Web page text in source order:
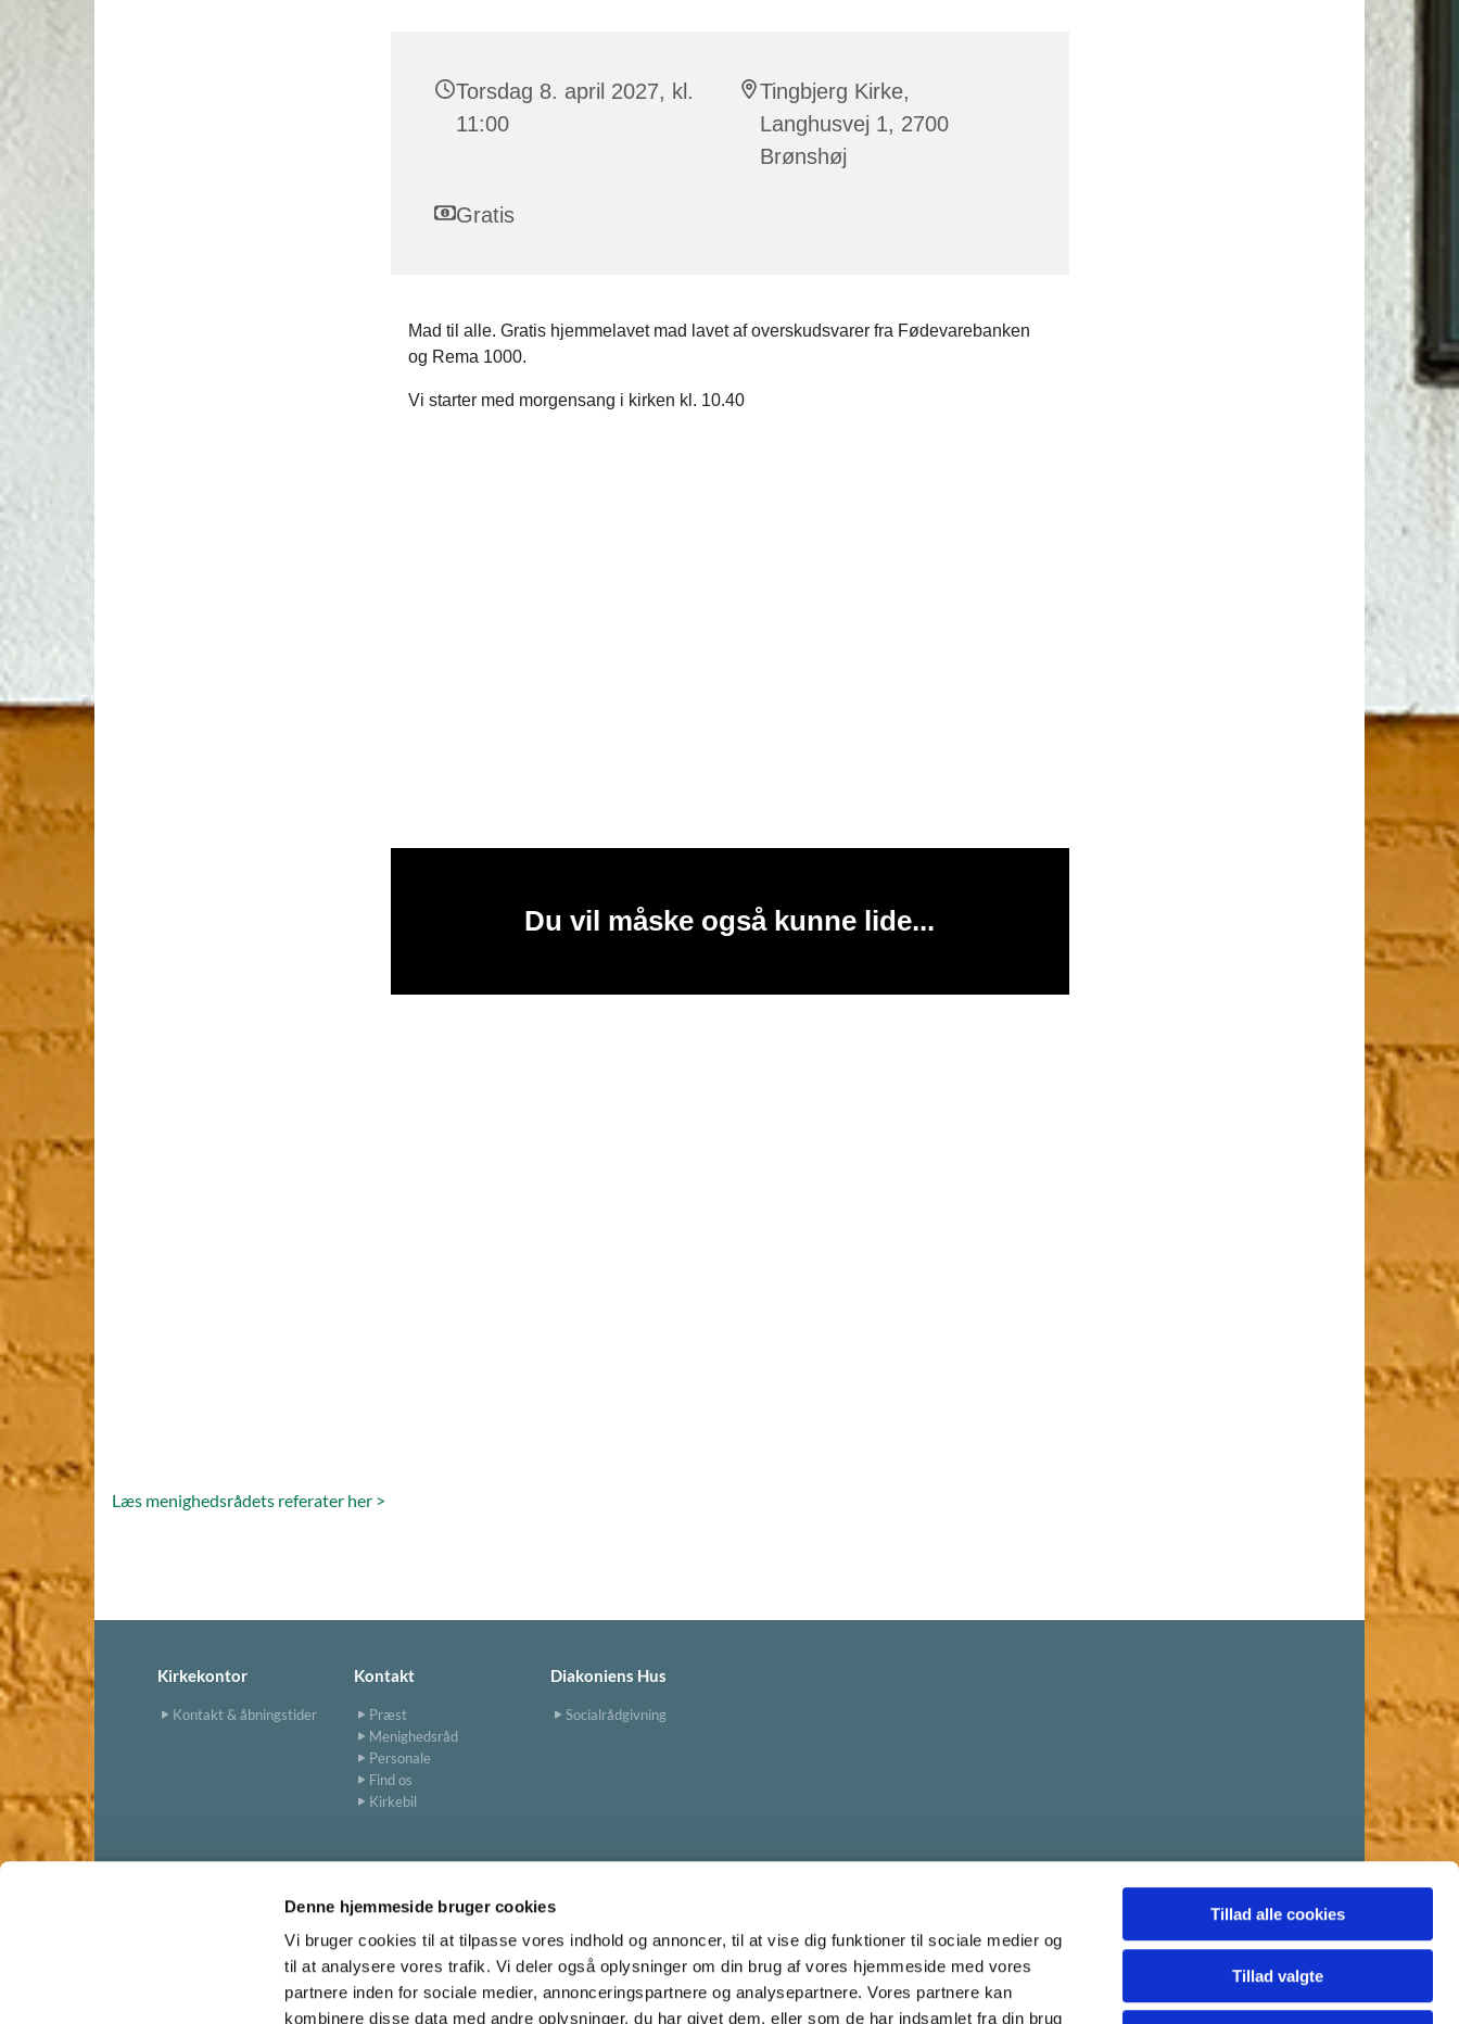
Denne hjemmeside bruger cookies
Vi bruger cookies til at tilpasse vores indhold og annoncer, til at vise dig funktioner til sociale medier og
til at analysere vores trafik. Vi deler også oplysninger om din brug af vores hjemmeside med vores
partnere inden for sociale medier, annonceringspartnere og analysepartnere. Vores partnere kan
kombinere disse data med andre oplysninger, du har givet dem, eller som de har indsamlet fra din brug
Tillad alle cookies
Tillad valgte
Torsdag 8. april 2027, kl.
11:00
Tingbjerg Kirke,
Langhusvej 1, 2700
Brønshøj
Gratis
Mad til alle. Gratis hjemmelavet mad lavet af overskudsvarer fra Fødevarebanken
og Rema 1000.
Vi starter med morgensang i kirken kl. 10.40
Du vil måske også kunne lide...
Læs menighedsrådets referater her >
Kirkekontor
Kontakt & åbningstider
Kontakt
Præst
Menighedsråd
Personale
Find os
Kirkebil
Diakoniens Hus
Socialrådgivning
Cookiepolitik